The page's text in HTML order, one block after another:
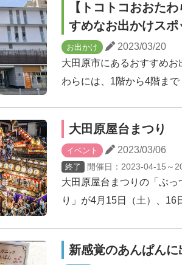
【トコトコおおた
すめなお出かけスポ
お出かけ
2023/03/20
大田原市にあるおすすめ
わらには、1階から4階まで
大田原屋台まつり
イベント 2023/03/06
終了 開催日： 2023-04-15～
大田原屋台まつりの「ぶ
り」が4月15日（土）、16
新感覚のあんぱんに